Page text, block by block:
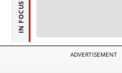
IN FOCUS
ADVERTISEMENT